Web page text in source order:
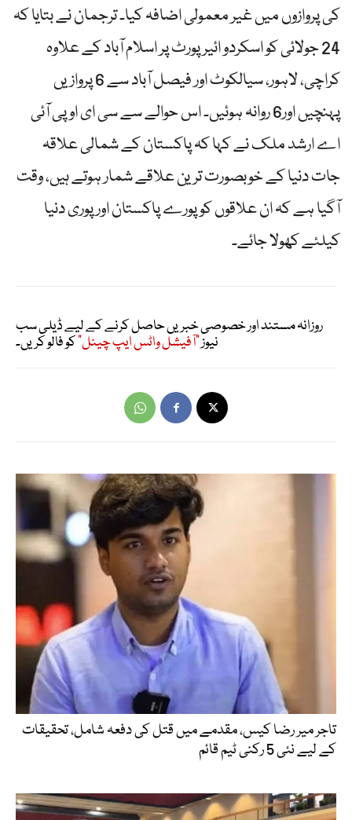
کی پروازوں میں غیر معمولی اضافہ کیا۔ ترجمان نے بتایا کہ
24 جولائی کو اسکردو ائیر پورٹ پر اسلام آباد کے علاوہ
کراچی، لاہور، سیالکوٹ اور فیصل آباد سے 6 پروازیں
پہنچیں اور6 روانہ ہوئیں۔ اس حوالے سے سی ای او پی آئی
اے ارشد ملک نے کہا کہ پاکستان کے شمالی علاقہ
جات دنیا کے خوبصورت ترین علاقے شمار ہوتے ہیں، وقت
آگیا ہے کہ ان علاقوں کو پورے پاکستان اور پوری دنیا
کیلئے کھولا جائے۔
روزانہ مستند اور خصوصی خبریں حاصل کرنے کے لیے ڈیلی سب
نیوز"آفیشل واٹس ایپ چینل"کو فالو کریں۔
تاجر میر رضا کیس، مقدمے میں قتل کی دفعہ شامل، تحقیقات
کے لیے نئی 5 رکنی ٹیم قائم